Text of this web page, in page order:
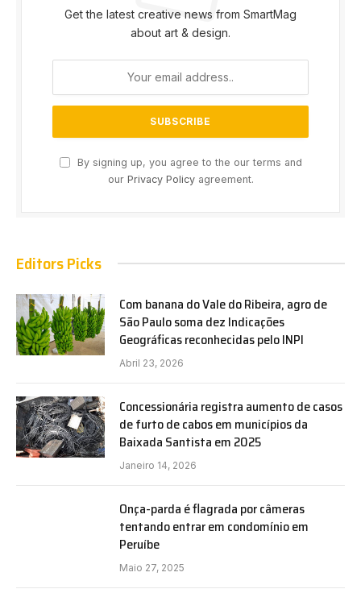
Get the latest creative news from SmartMag
about art & design.
By signing up, you agree to the our terms and
our Privacy Policyagreement.
Editors Picks
Com banana do Vale do Ribeira, agro de
São Paulo soma dez Indicações
Geográficas reconhecidas pelo INPI
Abril 23, 2026
Concessionária registra aumento de casos
de furto de cabos em municípios da
Baixada Santista em 2025
Janeiro 14, 2026
Onça-parda é flagrada por câmeras
tentando entrar em condomínio em
Peruíbe
Maio 27, 2025